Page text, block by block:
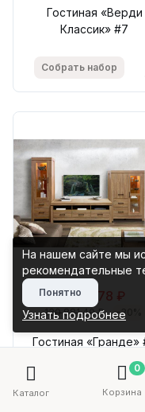
Гостиная «Верди
Классик» #7
Собрать набор
100 678 ₽
130 881.40 ₽ -30%
Гостиная «Гранде»
Каталог
0
Корзина
На нашем сайте мы
рекомендательные
Понятно
Узнать подробнее